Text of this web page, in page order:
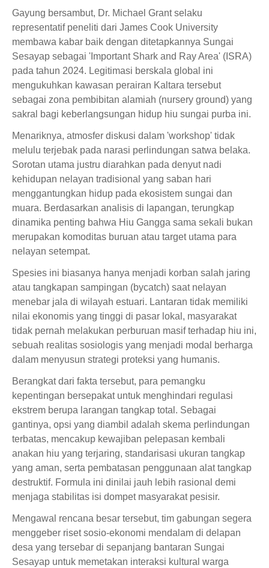
Gayung bersambut, Dr. Michael Grant selaku
representatif peneliti dari James Cook University
membawa kabar baik dengan ditetapkannya Sungai
Sesayap sebagai 'Important Shark and Ray Area' (ISRA)
pada tahun 2024. Legitimasi berskala global ini
mengukuhkan kawasan perairan Kaltara tersebut
sebagai zona pembibitan alamiah (nursery ground) yang
sakral bagi keberlangsungan hidup hiu sungai purba ini.
Menariknya, atmosfer diskusi dalam 'workshop' tidak
melulu terjebak pada narasi perlindungan satwa belaka.
Sorotan utama justru diarahkan pada denyut nadi
kehidupan nelayan tradisional yang saban hari
menggantungkan hidup pada ekosistem sungai dan
muara. Berdasarkan analisis di lapangan, terungkap
dinamika penting bahwa Hiu Gangga sama sekali bukan
merupakan komoditas buruan atau target utama para
nelayan setempat.
Spesies ini biasanya hanya menjadi korban salah jaring
atau tangkapan sampingan (bycatch) saat nelayan
menebar jala di wilayah estuari. Lantaran tidak memiliki
nilai ekonomis yang tinggi di pasar lokal, masyarakat
tidak pernah melakukan perburuan masif terhadap hiu ini,
sebuah realitas sosiologis yang menjadi modal berharga
dalam menyusun strategi proteksi yang humanis.
Berangkat dari fakta tersebut, para pemangku
kepentingan bersepakat untuk menghindari regulasi
ekstrem berupa larangan tangkap total. Sebagai
gantinya, opsi yang diambil adalah skema perlindungan
terbatas, mencakup kewajiban pelepasan kembali
anakan hiu yang terjaring, standarisasi ukuran tangkap
yang aman, serta pembatasan penggunaan alat tangkap
destruktif. Formula ini dinilai jauh lebih rasional demi
menjaga stabilitas isi dompet masyarakat pesisir.
Mengawal rencana besar tersebut, tim gabungan segera
menggeber riset sosio-ekonomi mendalam di delapan
desa yang tersebar di sepanjang bantaran Sungai
Sesayap untuk memetakan interaksi kultural warga